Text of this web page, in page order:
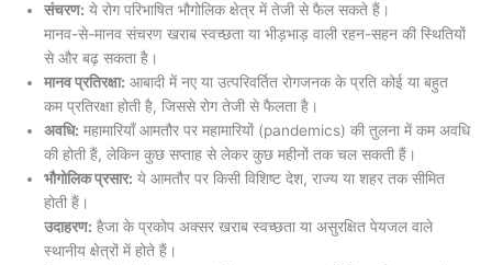
संचरण: ये रोग परिभाषित भौगोलिक क्षेत्र में तेजी से फैल सकते हैं।
मानव-से-मानव संचरण खराब स्वच्छता या भीड़भाड़ वाली रहन-सहन की स्थितियों
से और बढ़ सकता है।
मानव प्रतिरक्षा: आबादी में नए या उत्परिवर्तित रोगजनक के प्रति कोई या बहुत
कम प्रतिरक्षा होती है, जिससे रोग तेजी से फैलता है।
अवधि: महामारियाँ आमतौर पर महामारियों (pandemics) की तुलना में कम अवधि
की होती हैं, लेकिन कुछ सप्ताह से लेकर कुछ महीनों तक चल सकती हैं।
भौगोलिक प्रसार: ये आमतौर पर किसी विशिष्ट देश, राज्य या शहर तक सीमित
होती हैं।
उदाहरण: हैजा के प्रकोप अक्सर खराब स्वच्छता या असुरक्षित पेयजल वाले
स्थानीय क्षेत्रों में होते हैं।